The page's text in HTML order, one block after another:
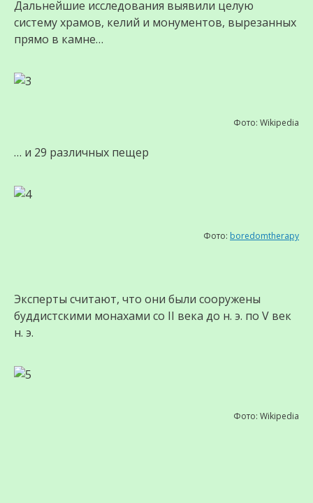
Дальнейшие исследования выявили целую
систему храмов, келий и монументов, вырезанных
прямо в камне…
Фото: Wikipedia
… и 29 различных пещер
Фото: boredomtherapy
Эксперты считают, что они были сооружены
буддистскими монахами со II века до н. э. по V век
н. э.
Фото: Wikipedia